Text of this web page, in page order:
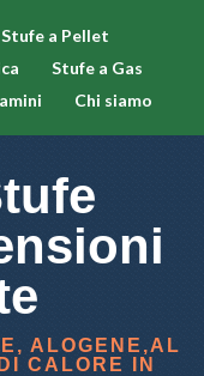
Stufe a Pellet
Stufe a Gas
Chi siamo
ALOGENE,AL
CALORE IN